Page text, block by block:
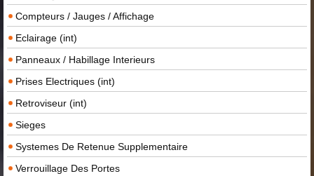
Compteurs / Jauges / Affichage
Eclairage (int)
Panneaux / Habillage Interieurs
Prises Electriques (int)
Retroviseur (int)
Sieges
Systemes De Retenue Supplementaire
Verrouillage Des Portes